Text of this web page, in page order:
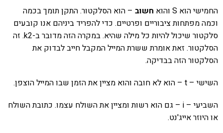
החמישי הוא S והוא חשוב – הוא הסלקטור. התקן תומך בכמה
וכמה מפתחות ציבוריים ופרטיים. כדי להפריד ביניהם אנו קובעים
סלקטור שיכול להיות כל מילה שהיא. במקרה הזה מדובר ב-k2. זה
הסלקטור. זאת אומרת ששרת המייל המקבל חייב לבדוק את
הסלקטור הזה בבדיקה.
השישי – t – הוא לא חובה והוא מציין את הזמן שבו המייל הוצפן.
השביעי – i – גם הוא רשות ומציין את השולח עצמו. כתובת השולח
או היוזר אייג'נט.